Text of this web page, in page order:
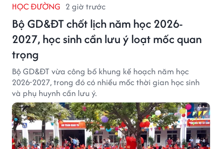
HỌC ĐƯỜNG 2 giờ trước
Bộ GD&ĐT chốt lịch năm học 2026-
2027, học sinh cần lưu ý loạt mốc quan
trọng
Bộ GD&ĐT vừa công bố khung kế hoạch năm học
2026-2027, trong đó có nhiều mốc thời gian học sinh
và phụ huynh cần lưu ý.